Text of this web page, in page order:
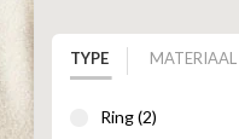
TYPE MATERIAAL
Ring (2)